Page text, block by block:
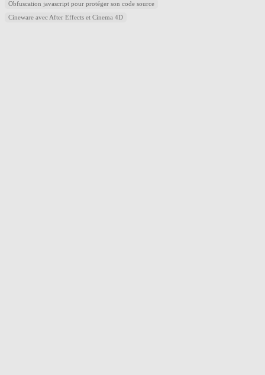
Obfuscation javascript pour protéger son code source
Cineware avec After Effects et Cinema 4D